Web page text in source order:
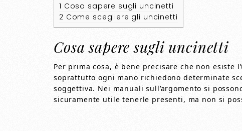
1 Cosa sapere sugli uncinetti
2 Come scegliere gli uncinetti
Cosa sapere sugli uncinetti
Per prima cosa, è bene precisare che non
soprattutto ogni mano richiedono determinate
soggettiva. Nei manuali sull’argomento si
sicuramente utile tenerle presenti, ma non si